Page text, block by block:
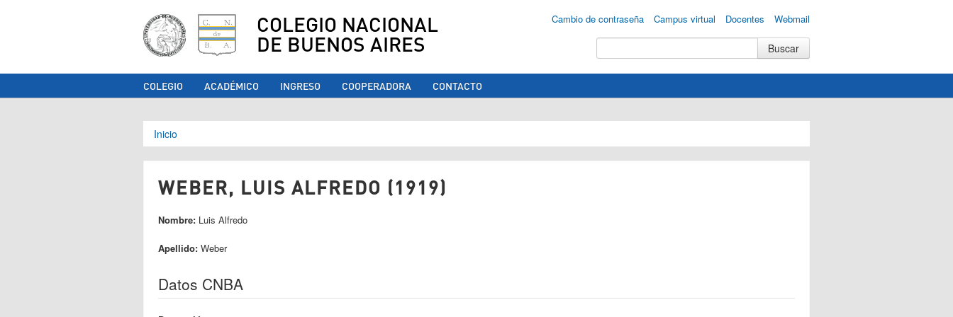
COLEGIO NACIONAL
DE BUENOS AIRES
Cambio de contraseña Campus virtual Docentes Webmail
COLEGIO ACADÉMICO INGRESO COOPERADORA CONTACTO
Se encuentra usted aquí
Inicio
WEBER, LUIS ALFREDO (1919)
Nombre: Luis Alfredo
Apellido: Weber
Datos CNBA